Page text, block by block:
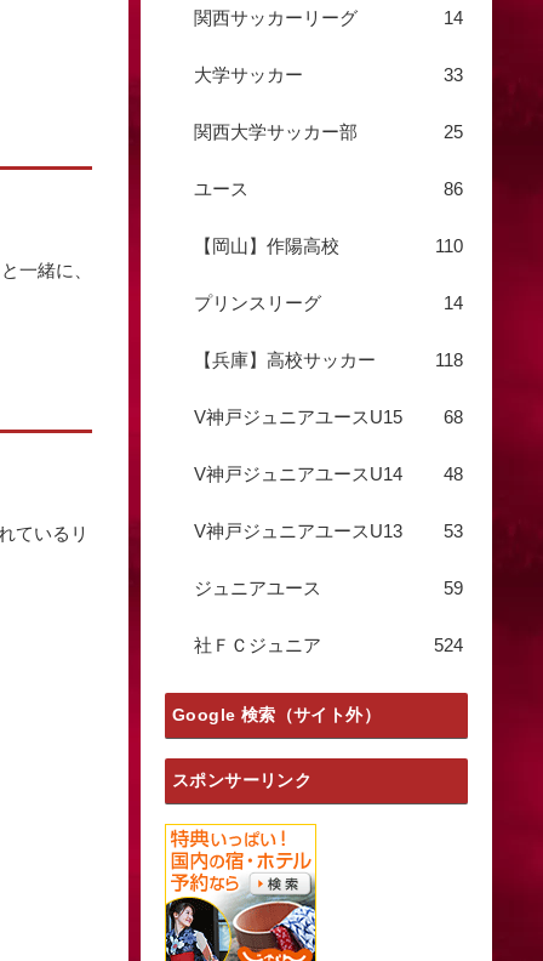
一緒に、
ているリ
関西サッカーリーグ 14
大学サッカー 33
関西大学サッカー部 25
ユース 86
【岡山】作陽高校 110
プリンスリーグ 14
【兵庫】高校サッカー 118
V神戸ジュニアユースU15 68
V神戸ジュニアユースU14 48
V神戸ジュニアユースU13 53
ジュニアユース 59
社ＦＣジュニア 524
Google 検索（サイト外）
スポンサーリンク